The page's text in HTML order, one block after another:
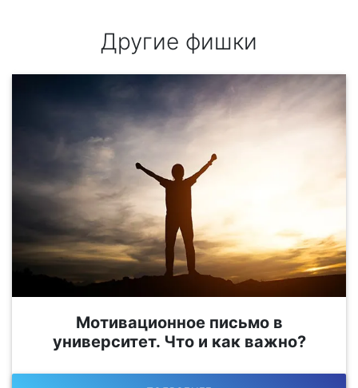
Другие фишки
Мотивационное письмо в
университет. Что и как важно?